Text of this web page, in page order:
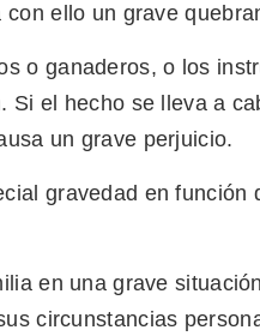
ello un grave
o ganaderos, o los
Si el hecho se lleva a
un grave perjuicio.
gravedad en función
en una grave
circunstancias